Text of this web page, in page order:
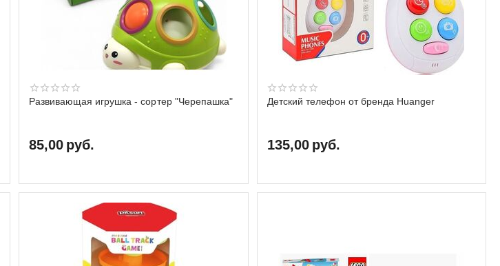
Развивающая игрушка - сортер "Черепашка"
85,00 руб.
Детский телефон от бренда Huanger
135,00 руб.